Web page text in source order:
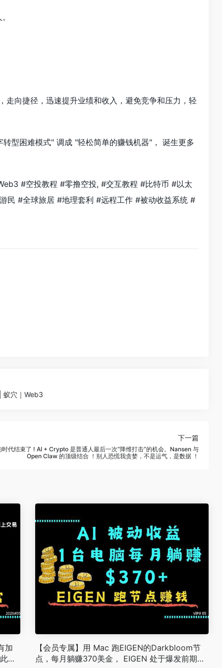
向捷径，迅速提升业绩和收入，避免竞争和压力，轻
型困难模式" 调成 "轻松简单的赚钱机器"， 诞生更多
#空投教程 #零撸空投, #交互教程 #比特币 #以太
民 #全球旅居 #地理套利 #远程工作 #被动收益系统 #
蚁穴｜Web3
下一篇
代结束了 ! AI + Crypto 是普通人最后一次“降维打击”的机会。Nansen 与
Open Claw 的顶级结合 ！别人恐慌我贪婪，不是运气，是数据 ！
加
丰
【会员专属】用 Mac 跑EIGEN的Darkbloom节
点，每月躺赚370美金， EIGEN 处于爆发前期，